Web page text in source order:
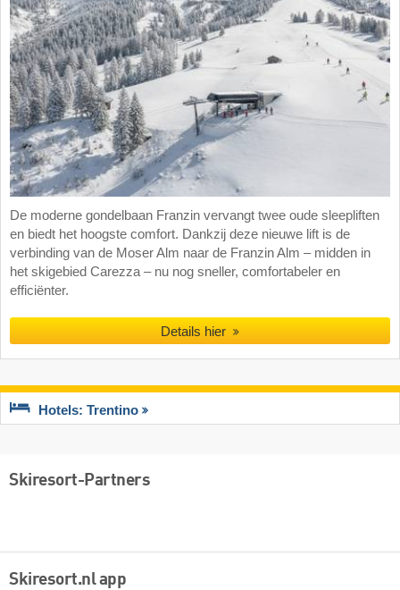
De moderne gondelbaan Franzin vervangt twee oude sleepliften
en biedt het hoogste comfort. Dankzij deze nieuwe lift is de
verbinding van de Moser Alm naar de Franzin Alm – midden in
het skigebied Carezza – nu nog sneller, comfortabeler en
efficiënter.
Details hier
Hotels: Trentino
Skiresort-Partners
Skiresort.nl app